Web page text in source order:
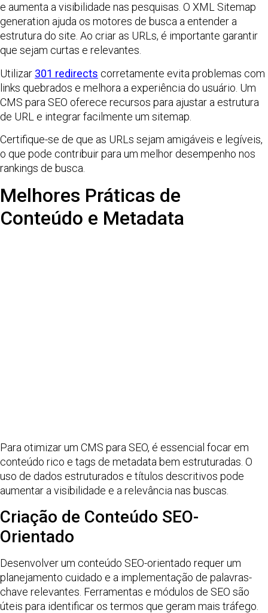
e aumenta a visibilidade nas pesquisas. O XML Sitemap
generation ajuda os motores de busca a entender a
estrutura do site. Ao criar as URLs, é importante garantir
que sejam curtas e relevantes.
Utilizar 301 redirects corretamente evita problemas com
links quebrados e melhora a experiência do usuário. Um
CMS para SEO oferece recursos para ajustar a estrutura
de URL e integrar facilmente um sitemap.
Certifique-se de que as URLs sejam amigáveis e legíveis,
o que pode contribuir para um melhor desempenho nos
rankings de busca.
Melhores Práticas de
Conteúdo e Metadata
Para otimizar um CMS para SEO, é essencial focar em
conteúdo rico e tags de metadata bem estruturadas. O
uso de dados estruturados e títulos descritivos pode
aumentar a visibilidade e a relevância nas buscas.
Criação de Conteúdo SEO-
Orientado
Desenvolver um conteúdo SEO-orientado requer um
planejamento cuidado e a implementação de palavras-
chave relevantes. Ferramentas e módulos de SEO são
úteis para identificar os termos que geram mais tráfego.